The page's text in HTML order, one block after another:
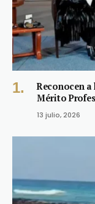
Reconocen a
Mérito
13 julio, 2026